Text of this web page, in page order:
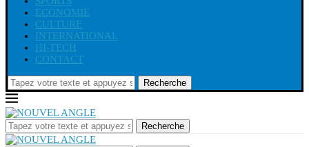
ECONOMIE
CULTURE
INTERNATIONAL
HI-TECH
CONTACT
Recherche
Recherche